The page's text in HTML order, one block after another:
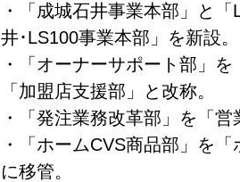
・「成城石井事業本部」と
井･LS100事業本部」を新設。
・「オーナーサポート部」
「加盟店支援部」と改称。
・「発注業務改革部」を「
・「ホームCVS商品部」を
に移管。